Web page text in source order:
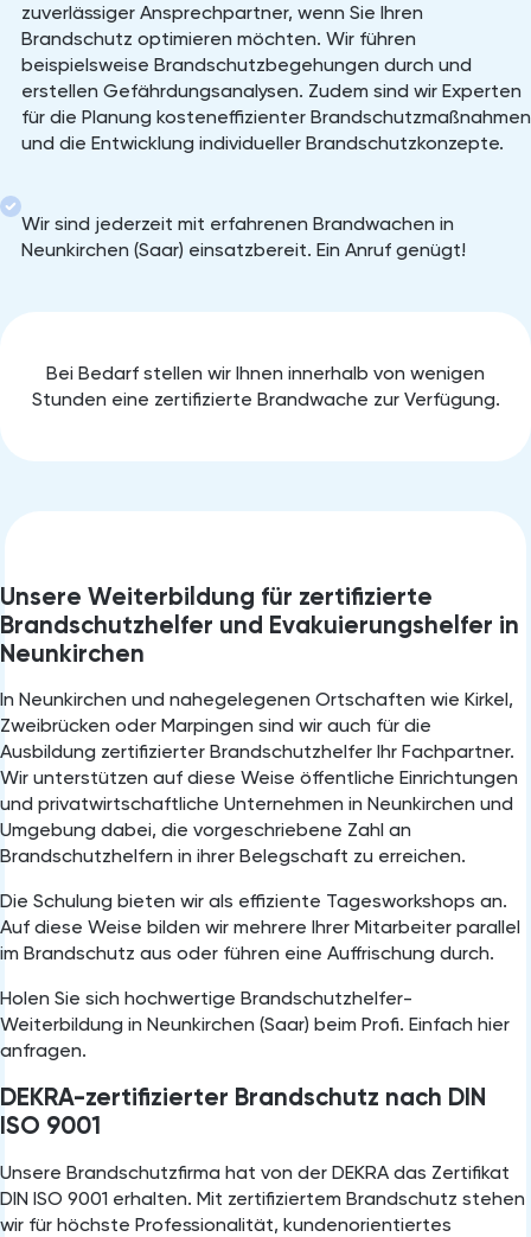
zuverlässiger Ansprechpartner, wenn Sie Ihren
Brandschutz optimieren möchten. Wir führen
beispielsweise Brandschutzbegehungen durch und
erstellen Gefährdungsanalysen. Zudem sind wir Experten
für die Planung kosteneffizienter Brandschutzmaßnahmen
und die Entwicklung individueller Brandschutzkonzepte.
Wir sind jederzeit mit erfahrenen Brandwachen in
Neunkirchen (Saar) einsatzbereit. Ein Anruf genügt!
Bei Bedarf stellen wir Ihnen innerhalb von wenigen
Stunden eine zertifizierte Brandwache zur Verfügung.
Unsere Weiterbildung für zertifizierte
Brandschutzhelfer und Evakuierungshelfer in
Neunkirchen
In Neunkirchen⁠ und nahegelegenen Ortschaften wie Kirkel,
Zweibrücken oder Marpingen sind wir auch für die
Ausbildung zertifizierter Brandschutzhelfer Ihr Fachpartner.
Wir unterstützen auf diese Weise öffentliche Einrichtungen
und privatwirtschaftliche Unternehmen in Neunkirchen und
Umgebung dabei, die vorgeschriebene Zahl an
Brandschutzhelfern in ihrer Belegschaft zu erreichen.
Die Schulung bieten wir als effiziente Tagesworkshops an.
Auf diese Weise bilden wir mehrere Ihrer Mitarbeiter parallel
im Brandschutz aus oder führen eine Auffrischung durch.
Holen Sie sich hochwertige Brandschutzhelfer-
Weiterbildung in Neunkirchen⁠ (Saar) beim Profi. Einfach hier
anfragen.
DEKRA-zertifizierter Brandschutz nach DIN
ISO 9001
Unsere Brandschutzfirma hat von der DEKRA das Zertifikat
DIN ISO 9001 erhalten. Mit zertifiziertem Brandschutz stehen
wir für höchste Professionalität, kundenorientiertes